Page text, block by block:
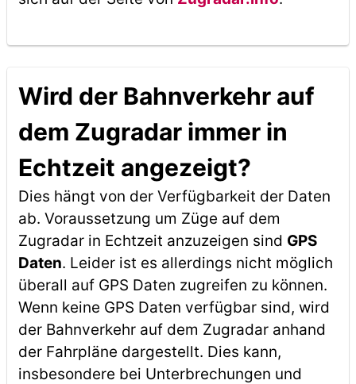
Wird der Bahnverkehr auf
dem Zugradar immer in
Echtzeit angezeigt?
Dies hängt von der Verfügbarkeit der Daten
ab. Voraussetzung um Züge auf dem
Zugradar in Echtzeit anzuzeigen sind GPS
Daten. Leider ist es allerdings nicht möglich
überall auf GPS Daten zugreifen zu können.
Wenn keine GPS Daten verfügbar sind, wird
der Bahnverkehr auf dem Zugradar anhand
der Fahrpläne dargestellt. Dies kann,
insbesondere bei Unterbrechungen und